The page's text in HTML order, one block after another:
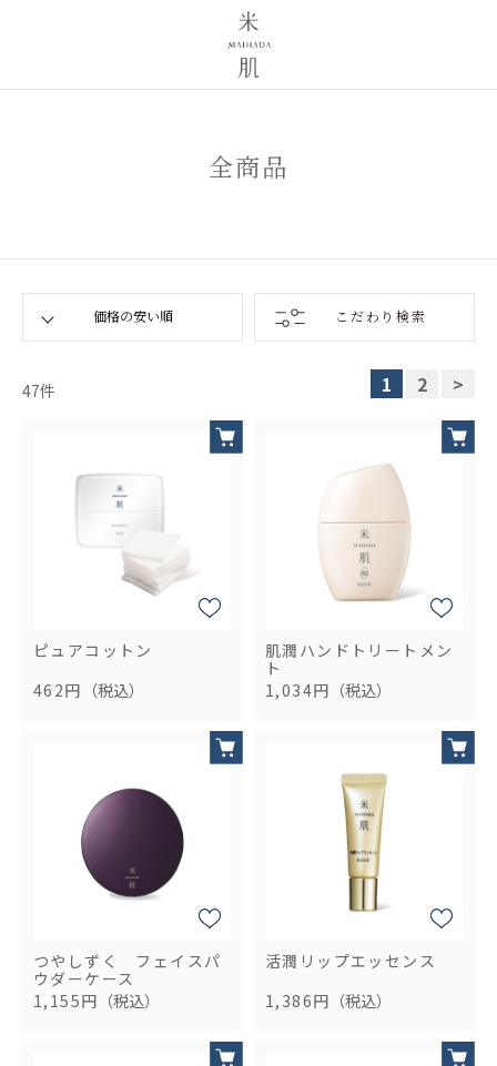
全商品
こだわり検索
47件 1 2 >
ピュアコットン
462円 （税込）
肌潤ハンドトリートメン
ト
1,034円 （税込）
つやしずく フェイスパ
ウダーケース
1,155円 （税込）
活潤リップエッセンス
1,386円 （税込）